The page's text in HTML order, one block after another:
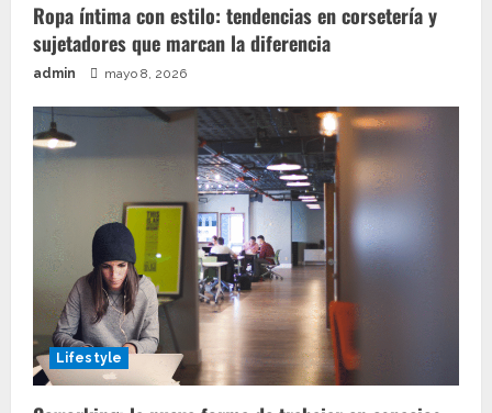
Ropa íntima con estilo: tendencias en corsetería y
sujetadores que marcan la diferencia
admin mayo 8, 2026
Lifestyle